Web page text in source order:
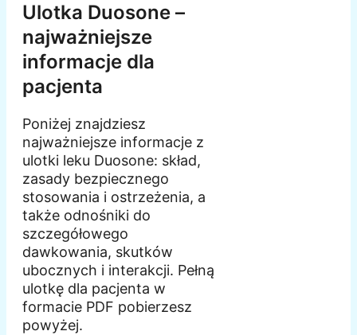
Ulotka Duosone –
najważniejsze
informacje dla
pacjenta
Poniżej znajdziesz
najważniejsze informacje z
ulotki leku Duosone: skład,
zasady bezpiecznego
stosowania i ostrzeżenia, a
także odnośniki do
szczegółowego
dawkowania, skutków
ubocznych i interakcji. Pełną
ulotkę dla pacjenta w
formacie PDF pobierzesz
powyżej.